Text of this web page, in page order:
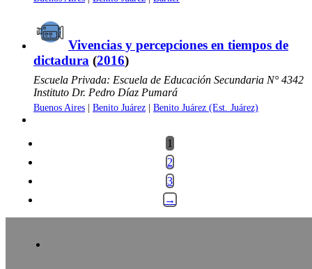
Vivencias y percepciones en tiempos de
dictadura (2016)
Escuela Privada: Escuela de Educación Secundaria N° 4342
Instituto Dr. Pedro Díaz Pumará
Buenos Aires | Benito Juárez | Benito Juárez (Est. Juárez)
1
2
3
→